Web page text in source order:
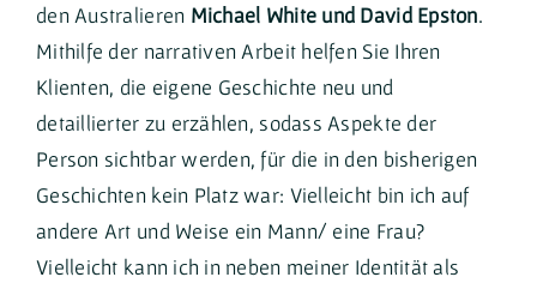
den Australieren Michael White und David Epston.
Mithilfe der narrativen Arbeit helfen Sie Ihren
Klienten, die eigene Geschichte neu und
detaillierter zu erzählen, sodass Aspekte der
Person sichtbar werden, für die in den bisherigen
Geschichten kein Platz war: Vielleicht bin ich auf
andere Art und Weise ein Mann/ eine Frau?
Vielleicht kann ich in neben meiner Identität als